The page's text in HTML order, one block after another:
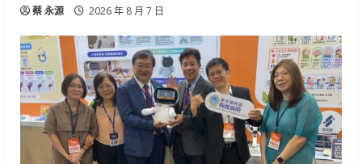
蔡 永源 2026 年 8 月 7 日